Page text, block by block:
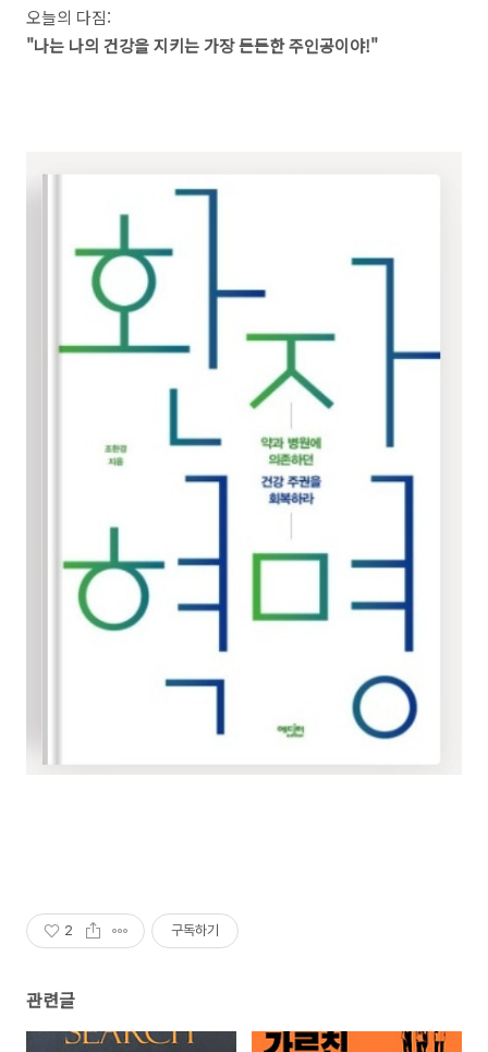
오늘의 다짐:
"나는 나의 건강을 지키는 가장 든든한 주인공이야!"
2 구독하기
관련글